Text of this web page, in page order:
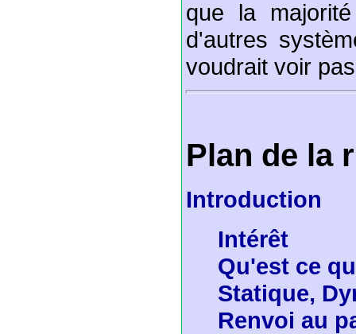
que la
d'autres
voudrait voir
Plan de la
Introduction
Intérêt
Qu'est ce
Statique,
Renvoi au